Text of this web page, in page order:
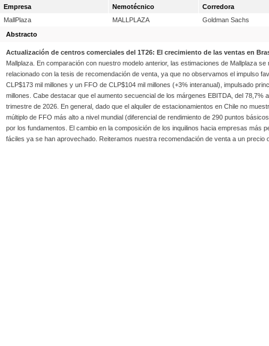
Empresa Nemotécnico
Corredora
MallPlaza
MALLPLAZA
Goldman Sachs
Abstracto
Actualización de centros comerciales del 1T26: El crecimiento de las ventas en
Mallplaza. En comparación con nuestro modelo anterior, las estimaciones de Mallplaza
relacionado con la tesis de recomendación de venta, ya que no observamos el impulso
CLP$173 mil millones y un FFO de CLP$104 mil millones (+3% interanual), impulsado
millones. Cabe destacar que el aumento secuencial de los márgenes EBITDA, del
trimestre de 2026. En general, dado que el alquiler de estacionamientos en Chile no
múltiplo de FFO más alto a nivel mundial (diferencial de rendimiento de 290 puntos
por los fundamentos. El cambio en la composición de los inquilinos hacia empresas
fáciles ya se han aprovechado. Reiteramos nuestra recomendación de venta a un precio